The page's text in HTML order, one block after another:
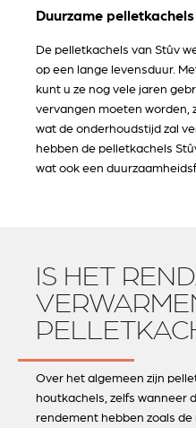
Duurzame pelletkachels
De pelletkachels van Stûv
op een lange levensduur.
kunt u ze nog vele jaren
vervangen moeten worden,
wat de onderhoudstijd zal
hebben de pelletkachels
wat ook een
IS HET
Over het algemeen zijn
houtkachels, zelfs wanneer
rendement hebben zoals